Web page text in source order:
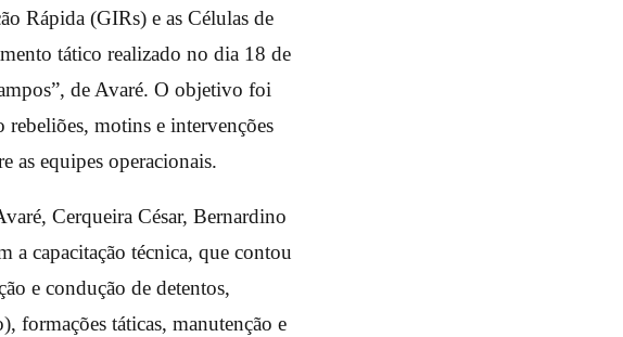
Rápida (GIRs) e as Células de
tático realizado no dia 18 de
de Avaré. O objetivo foi
rebeliões, motins e intervenções
as equipes operacionais.
Cerqueira César, Bernardino
a capacitação técnica, que contou
e condução de detentos,
formações táticas, manutenção e